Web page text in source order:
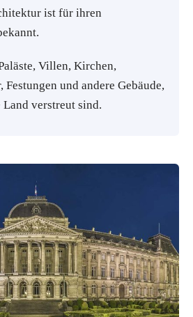
ist für ihren
Villen, Kirchen,
und andere Gebäude,
Land verstreut sind.